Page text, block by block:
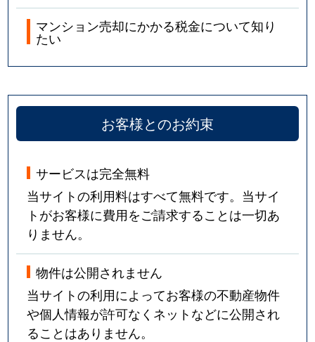
マンション売却にかかる税金について知り
たい
お客様とのお約束
サービスは完全無料
当サイトの利用料はすべて無料です。当サイ
トがお客様に費用をご請求することは一切あ
りません。
物件は公開されません
当サイトの利用によってお客様の不動産物件
や個人情報が許可なくネットなどに公開され
ることはありません。